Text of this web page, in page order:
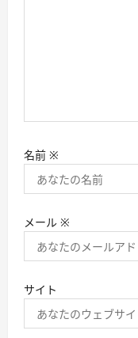
名前 ※
メール ※
サイト